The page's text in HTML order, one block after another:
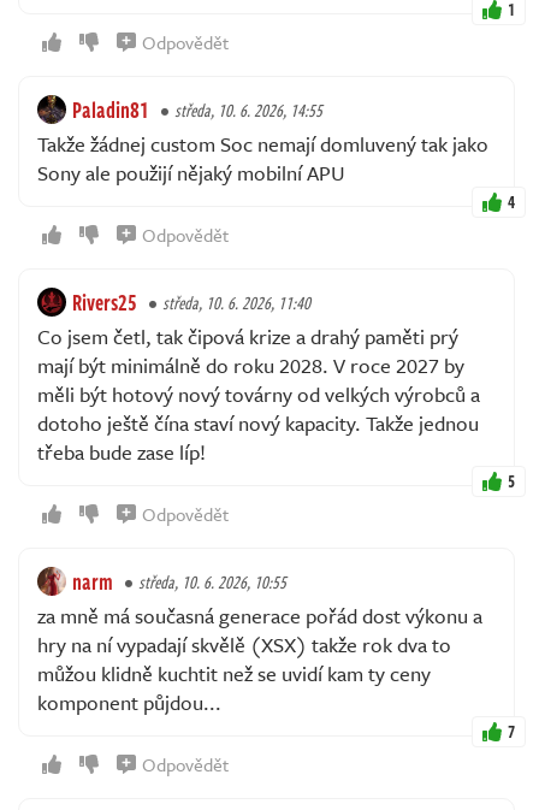
1
Odpovědět
Paladin81 středa, 10. 6. 2026, 14:55
Takže žádnej custom Soc nemají domluvený tak jako
Sony ale použijí nějaký mobilní APU
4
Odpovědět
Rivers25 středa, 10. 6. 2026, 11:40
Co jsem četl, tak čipová krize a drahý paměti prý
mají být minimálně do roku 2028. V roce 2027 by
měli být hotový nový továrny od velkých výrobců a
dotoho ještě čína staví nový kapacity. Takže jednou
třeba bude zase líp!
5
Odpovědět
narm středa, 10. 6. 2026, 10:55
za mně má současná generace pořád dost výkonu a
hry na ní vypadají skvělě (XSX) takže rok dva to
můžou klidně kuchtit než se uvidí kam ty ceny
komponent půjdou...
7
Odpovědět